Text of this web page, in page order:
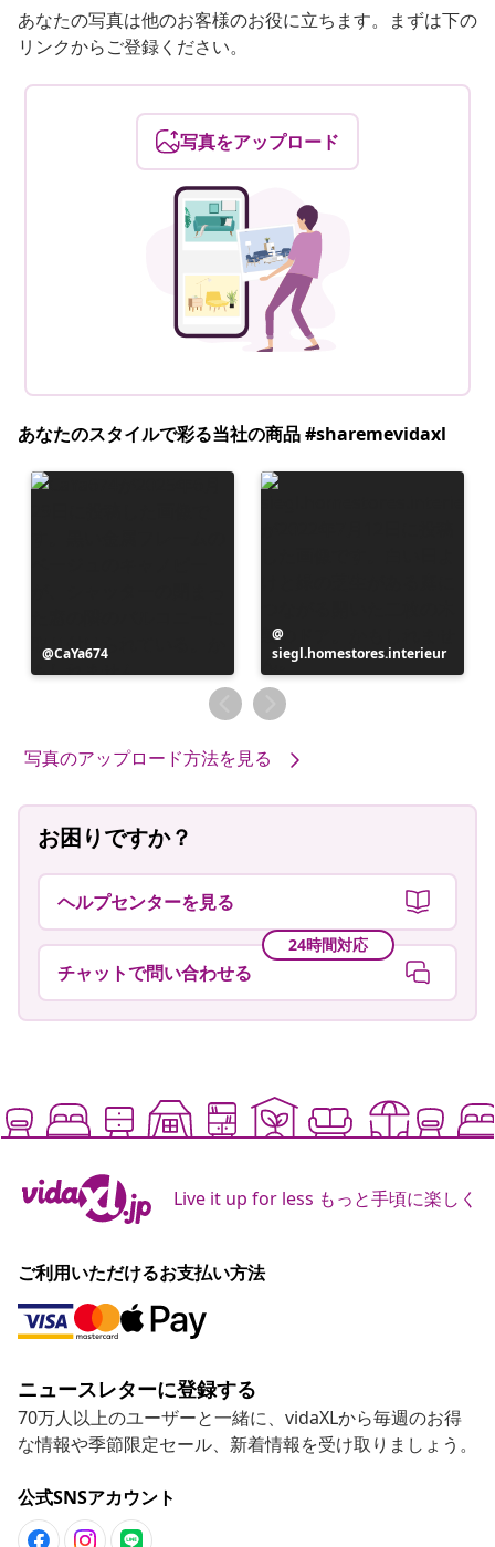
あなたの写真は他のお客様のお役に立ちます。まずは下の
リンクからご登録ください。
写真をアップロード
あなたのスタイルで彩る当社の商品 #sharemevidaxl
投
稿
CaYa674
稿
者
siegl.homestores.interieur
写真のアップロード方法を見る
お困りですか？
ヘルプセンターを見る
24時間対応
チャットで問い合わせる
Live it up for less もっと手頃に楽しく
ご利用いただけるお支払い方法
ニュースレターに登録する
70万人以上のユーザーと一緒に、vidaXLから毎週のお得
な情報や季節限定セール、新着情報を受け取りましょう。
公式SNSアカウント